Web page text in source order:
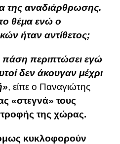
της αναδιάρθρωσης.
θέμα ενώ ο
ήταν αντίθετος;
πάση περιπτώσει εγώ
δεν άκουγαν μέχρι
, είπε ο Παναγιώτης
«στεγνά» τους
της χώρας.
κυκλοφορούν